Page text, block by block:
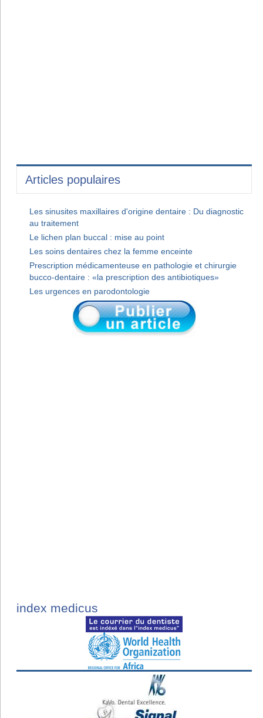
Articles populaires
Les sinusites maxillaires d'origine dentaire : Du diagnostic
au traitement
Le lichen plan buccal : mise au point
Les soins dentaires chez la femme enceinte
Prescription médicamenteuse en pathologie et chirurgie
bucco-dentaire : «la prescription des antibiotiques»
Les urgences en parodontologie
index medicus